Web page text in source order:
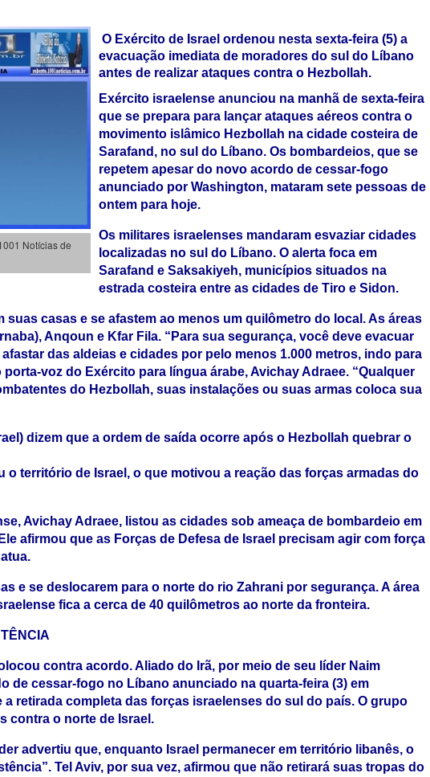
Notícias de
O Exército de Israel ordenou nesta sexta-feira (5) a
evacuação imediata de moradores do sul do Líbano
antes de realizar ataques contra o Hezbollah.
Exército israelense anunciou na manhã de sexta-feira
que se prepara para lançar ataques aéreos contra o
movimento islâmico Hezbollah na cidade costeira de
Sarafand, no sul do Líbano. Os bombardeios, que se
repetem apesar do novo acordo de cessar-fogo
anunciado por Washington, mataram sete pessoas de
ontem para hoje.
Os militares israelenses mandaram esvaziar cidades
localizadas no sul do Líbano. O alerta foca em
Sarafand e Saksakiyeh, municípios situados na
estrada costeira entre as cidades de Tiro e Sidon.
suas casas e se afastem ao menos um quilômetro do local. As áreas
Anqoun e Kfar Fila. “Para sua segurança, você deve evacuar
das aldeias e cidades por pelo menos 1.000 metros, indo para
voz do Exército para língua árabe, Avichay Adraee. “Qualquer
do Hezbollah, suas instalações ou suas armas coloca sua
dizem que a ordem de saída ocorre após o Hezbollah quebrar o
o território de Israel, o que motivou a reação das forças armadas do
Avichay Adraee, listou as cidades sob ameaça de bombardeio em
afirmou que as Forças de Defesa de Israel precisam agir com força
e se deslocarem para o norte do rio Zahrani por segurança. A área
fica a cerca de 40 quilômetros ao norte da fronteira.
contra acordo. Aliado do Irã, por meio de seu líder Naim
de cessar-fogo no Líbano anunciado na quarta-feira (3) em
retirada completa das forças israelenses do sul do país. O grupo
contra o norte de Israel.
advertiu que, enquanto Israel permanecer em território libanês, o
Tel Aviv, por sua vez, afirmou que não retirará suas tropas do